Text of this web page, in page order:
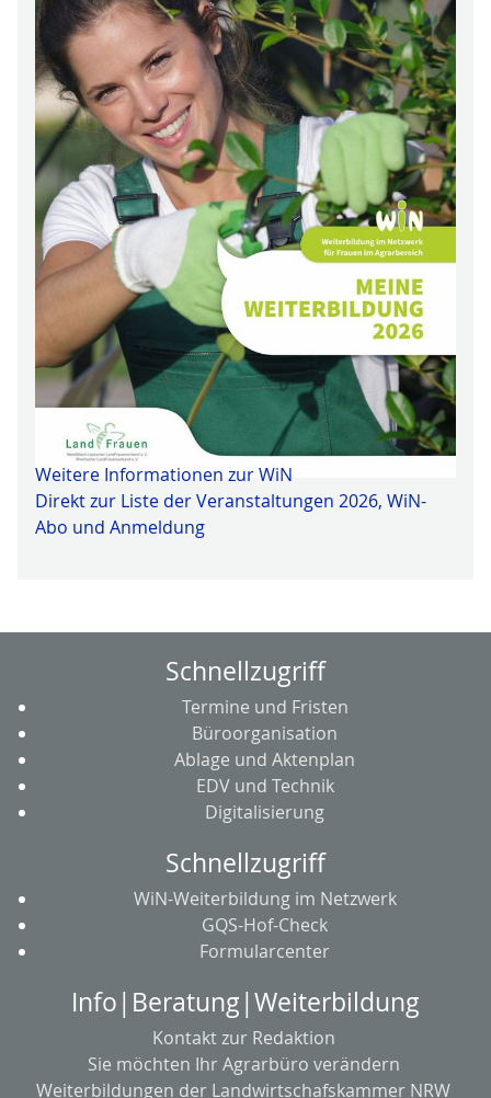
Weitere Informationen zur WiN
Direkt zur Liste der Veranstaltungen 2026, WiN-
Abo und Anmeldung
Schnellzugriff
Termine und Fristen
Büroorganisation
Ablage und Aktenplan
EDV und Technik
Digitalisierung
Schnellzugriff
WiN-Weiterbildung im Netzwerk
GQS-Hof-Check
Formularcenter
Info|Beratung|Weiterbildung
Kontakt zur Redaktion
Sie möchten Ihr Agrarbüro verändern
Weiterbildungen der Landwirtschafskammer NRW